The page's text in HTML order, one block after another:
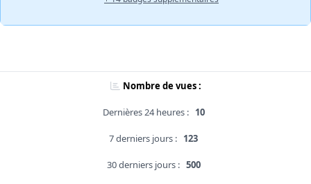
Nombre de vues :
Dernières 24 heures : 10
7 derniers jours : 123
30 derniers jours : 500